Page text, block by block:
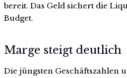
bereit. Das Geld sichert die
Budget.
Marge steigt deutlich
Die jüngsten Geschäftszahlen